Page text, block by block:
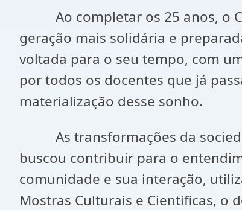
Ao completar os 25 anos, o
geração mais solidária e
voltada para o seu tempo, com
por todos os docentes que já
materialização desse sonho.
As transformações da
buscou contribuir para o
comunidade e sua interação,
Mostras Culturais e Cientificas, o